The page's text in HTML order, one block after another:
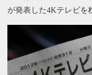
が発表した4Kテレビを